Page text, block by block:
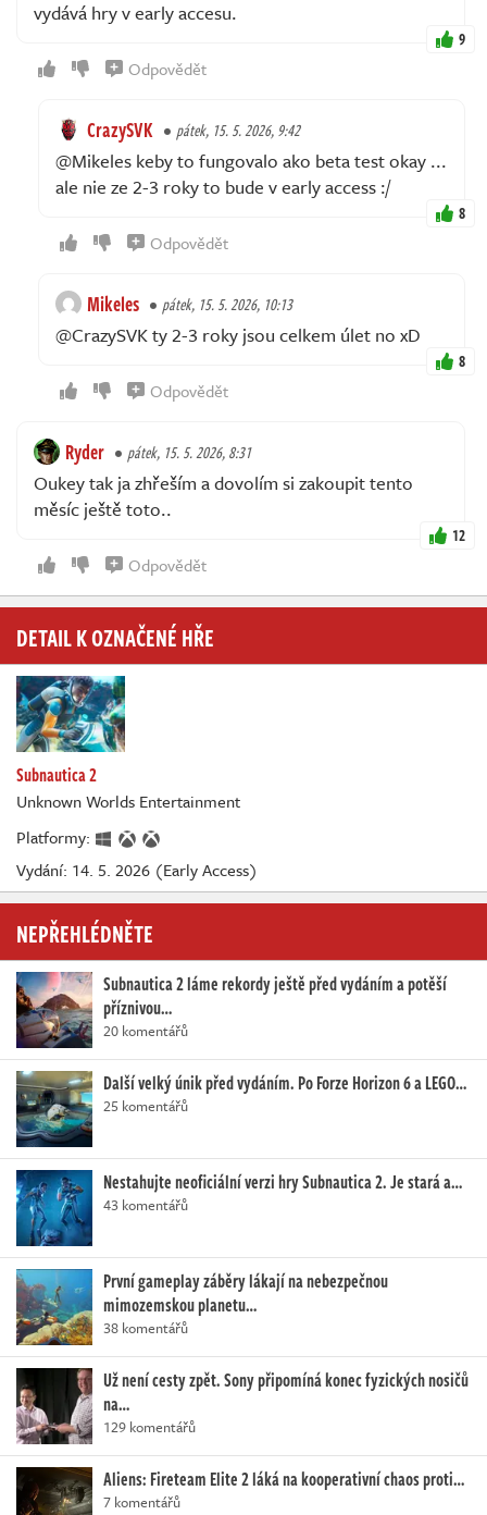
vydává hry v early accesu.
9
Odpovědět
CrazySVK pátek, 15. 5. 2026, 9:42
@Mikeles keby to fungovalo ako beta test okay ...
ale nie ze 2-3 roky to bude v early access :/
8
Odpovědět
Mikeles pátek, 15. 5. 2026, 10:13
@CrazySVK ty 2-3 roky jsou celkem úlet no xD
8
Odpovědět
Ryder pátek, 15. 5. 2026, 8:31
Oukey tak ja zhřeším a dovolím si zakoupit tento
měsíc ještě toto..
12
Odpovědět
DETAIL K OZNAČENÉ HŘE
Subnautica 2
Unknown Worlds Entertainment
Platformy:
Vydání: 14. 5. 2026 (Early Access)
NEPŘEHLÉDNĚTE
Subnautica 2 láme rekordy ještě před vydáním a potěší
příznivou…
20 komentářů
Další velký únik před vydáním. Po Forze Horizon 6 a LEGO…
25 komentářů
Nestahujte neoficiální verzi hry Subnautica 2. Je stará a…
43 komentářů
První gameplay záběry lákají na nebezpečnou
mimozemskou planetu…
38 komentářů
Už není cesty zpět. Sony připomíná konec fyzických nosičů
na…
129 komentářů
Aliens: Fireteam Elite 2 láká na kooperativní chaos proti…
7 komentářů